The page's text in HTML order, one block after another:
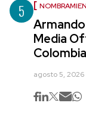
5
Media
Colombia
agosto 5, 2026